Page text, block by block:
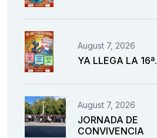
August 7, 2026
YA LLEGA LA 16ª.
August 7, 2026
JORNADA DE
CONVIVENCIA